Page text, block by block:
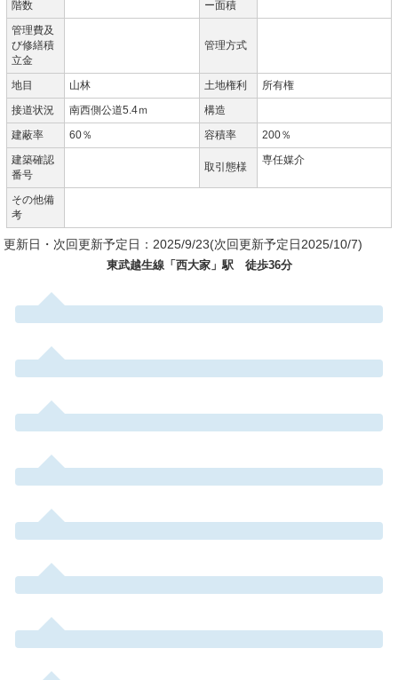
階数
ー面積
管理費及
び修繕積
立金
管理方式
地目 山林 土地権利
所有権
接道状況
南西側公道5.4ｍ
構造
建蔽率
60％ 容積率
200％
建築確認
番号
取引態様
専任媒介
その他備
考
更新日・次回更新予定日：2025/9/23(次回更新予定日2025/10/7)
東武越生線「西大家」駅 徒歩36分